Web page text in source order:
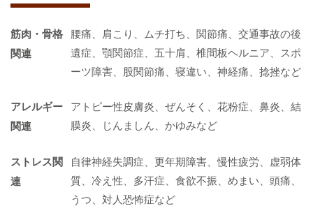
筋肉・骨格
関連
腰痛、肩こり、ムチ打ち、関節痛、交通事故の後
遺症、顎関節症、五十肩、椎間板ヘルニア、スポ
ーツ障害、股関節痛、寝違い、神経痛、捻挫など
アレルギー
関連
アトピー性皮膚炎、ぜんそく、花粉症、鼻炎、結
膜炎、じんましん、かゆみなど
ストレス関
連
自律神経失調症、更年期障害、慢性疲労、虚弱体
質、冷え性、多汗症、食欲不振、めまい、頭痛、
うつ、対人恐怖症など